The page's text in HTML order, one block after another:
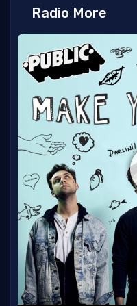
Radio More